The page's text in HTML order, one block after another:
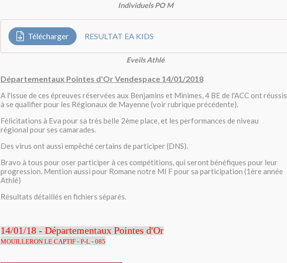
Individuels PO M
Télécharger RESULTAT EA KIDS
Eveils Athlé
Départementaux Pointes d'Or Vendespace 14/01/2018
A l'issue de ces épreuves réservées aux Benjamins et Minimes, 4 BE de l'ACC ont réussis
à se qualifier pour les Régionaux de Mayenne (voir rubrique précédente).
Félicitations à Eva pour sa très belle 2ème place, et les performances de niveau
régional pour ses camarades.
Des virus ont aussi empêché certains de participer (DNS).
Bravo à tous pour oser participer à ces compétitions, qui seront bénéfiques pour leur
progression. Mention aussi pour Romane notre MI F pour sa participation (1ère année
Athlé)
Résultats détaillés en fichiers séparés.
14/01/18 - Départementaux Pointes d'Or
MOUILLERON LE CAPTIF - P-L - 085